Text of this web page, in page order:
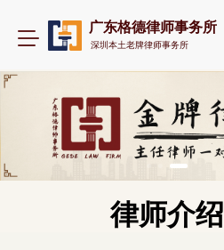
T
g
v
广东格德律师事务所
深圳本土老牌律师事务所
律师介绍